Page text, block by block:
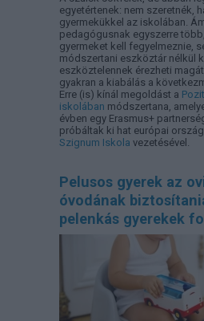
egyetértenek: nem szeretnék,
gyermekükkel az iskolában.
pedagógusnak egyszerre
gyermeket kell fegyelmeznie,
módszertani eszköztár nélkül
eszköztelennek érezheti
gyakran a kiabálás a
Erre (is) kínál megoldást a
iskolában módszertana,
évben egy Erasmus+
próbáltak ki hat európai
Szignum Iskola vezetésével.
Pelusos gyerek az
óvodának
pelenkás gyerekek